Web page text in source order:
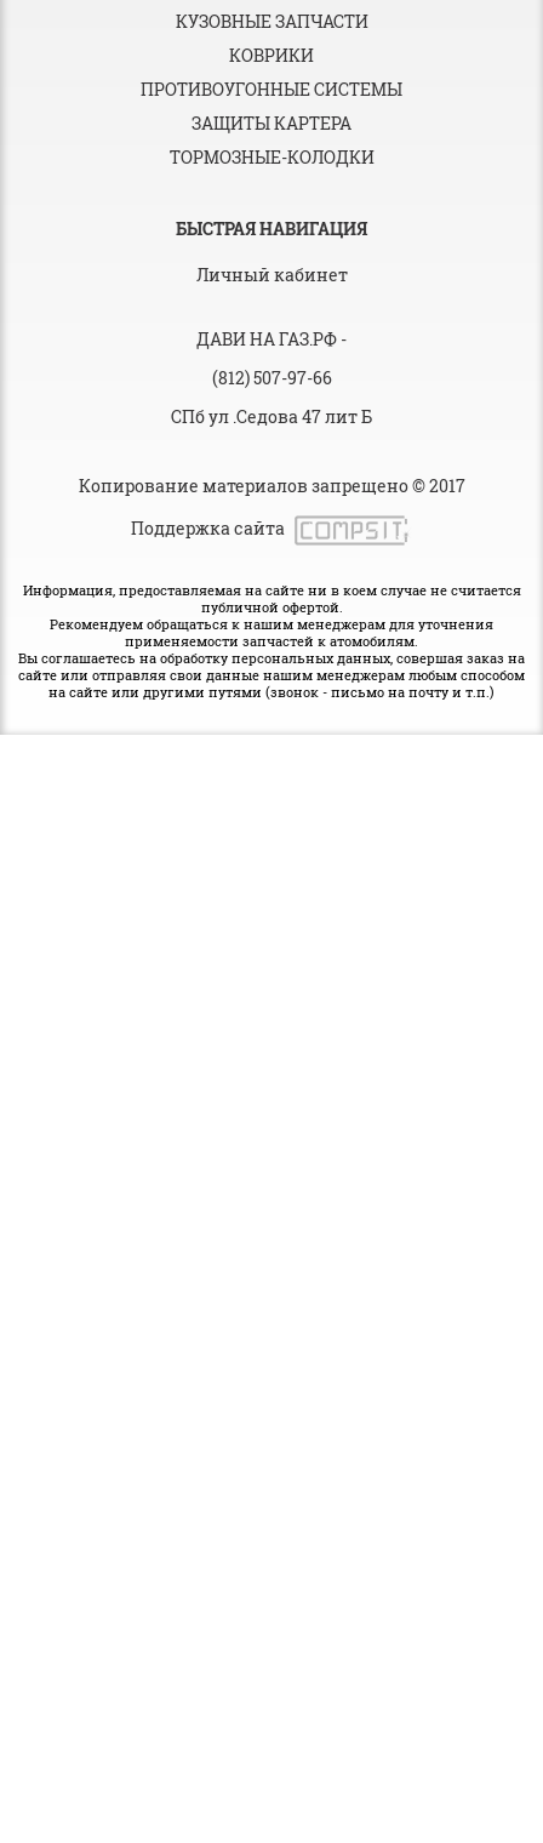
КУЗОВНЫЕ ЗАПЧАСТИ
КОВРИКИ
ПРОТИВОУГОННЫЕ СИСТЕМЫ
ЗАЩИТЫ КАРТЕРА
ТОРМОЗНЫЕ-КОЛОДКИ
БЫСТРАЯ НАВИГАЦИЯ
Личный кабинет
ДАВИ НА ГАЗ.РФ -
(812) 507-97-66
СПб ул .Седова 47 лит Б
Копирование материалов запрещено © 2017
Поддержка сайта
Информация, предоставляемая на сайте ни в коем случае не считается
публичной офертой.
Рекомендуем обращаться к нашим менеджерам для уточнения
применяемости запчастей к атомобилям.
Вы соглашаетесь на обработку персональных данных, совершая заказ на
сайте или отправляя свои данные нашим менеджерам любым способом
на сайте или другими путями (звонок - письмо на почту и т.п.)